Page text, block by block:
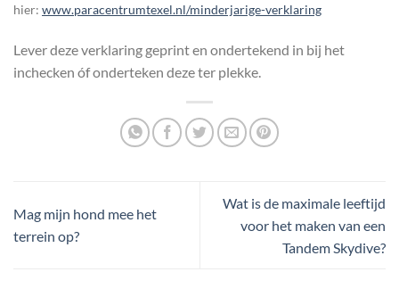
hier: www.paracentrumtexel.nl/minderjarige-verklaring
Lever deze verklaring geprint en ondertekend in bij het
inchecken óf onderteken deze ter plekke.
Mag mijn hond mee het
terrein op?
Wat is de maximale leeftijd
voor het maken van een
Tandem Skydive?